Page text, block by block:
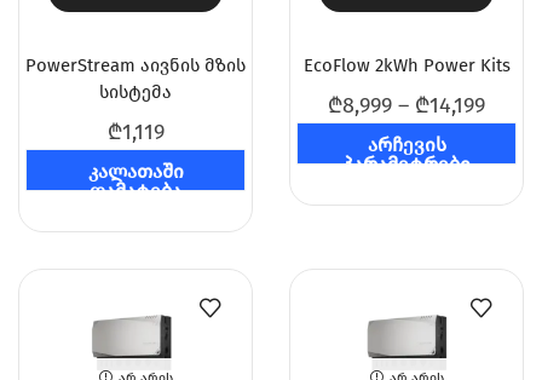
PowerStream აივნის მზის
სისტემა
₾1,119
კალათაში
დამატება
EcoFlow 2kWh Power Kits
₾8,999 – ₾14,199
არჩევის
პარამეტრები